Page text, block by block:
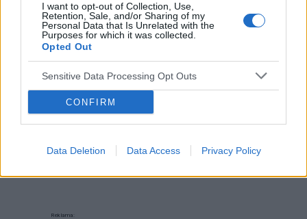
I want to opt-out of Collection, Use,
Retention, Sale, and/or Sharing of my
Personal Data that Is Unrelated with the
Purposes for which it was collected.
Opted Out
Sensitive Data Processing Opt Outs
CONFIRM
Data Deletion Data Access Privacy Policy
gość
Forum:Dieta i odżywianie
Coś na ząb
Witajcie, też macie zawsze problem co tu ugotować
na szybko? Co dzień to samo;-)) piszcie kobitki o
Reklama: